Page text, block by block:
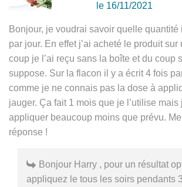
le 16/11/2021
Bonjour, je voudrai savoir quelle
par jour. En effet j’ai acheté le produit sur
coup je l’ai reçu sans la boîte et du coup
suppose. Sur la flacon il y a écrit 4 fois
comme je ne connais pas la dose à
jauger. Ça fait 1 mois que je l’utilise
appliquer beaucoup moins que prévu.
réponse !
Bonjour Harry , pour un résultat
appliquez le tous les soirs pendants